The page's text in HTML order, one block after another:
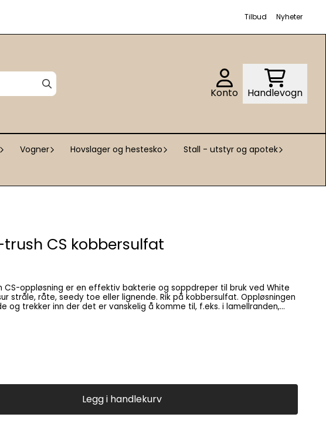
Tilbud Nyheter
Konto Handlevogn
Vogner Hovslager og hestesko
Stall - utstyr og apotek
trush CS kobbersulfat
CS-oppløsning er en effektiv bakterie og soppdreper til bruk ved White
stråle, råte, seedy toe eller lignende. Rik på kobbersulfat. Oppløsningen
og trekker inn der det er vanskelig å komme til, f.eks. i lamellranden,
midtstrålefurer e.l. Ca 140 gram.
Legg i handlekurv